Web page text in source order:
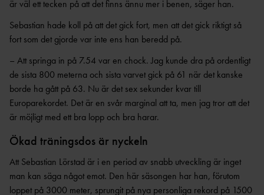
INKLUDERANDE
FRIIDROTT
FRIIDROTT
SÄKER
FRIIDROTT
FRISK
FRIIDROTT
FRIIDROTTENS SPELREGLER -
SÄKERHETSBESIKTNING LÅNGA
KAST
BÄSTA SM-
FÖRENING
LAG-
SM
SVENSKA
FRIIDROTTSCUPEN
LAG-
USM
PRIVATPRENUMERATI
ON
RESULTATRAPPORTERI
NG
AREN
A
LÅNGLOP
är väl ett tecken på att det finns ännu mer i benen, säger han.
Sebastian hade koll på att det gick fort, men att det gick riktigt så
fort som det gjorde var inte ens han beredd på.
– Att springa in på 7.54 var en chock. Jag kunde dra på ordentligt
de sista 800 meterna och sista varvet gick på 61 när det kanske
borde ha gått på 63. Nu är det sex sekunder kvar till
Europarekordet. Det är en svår marginal att ta, men jag tror att det
är möjligt med ett bra lopp och bra harar.
Ökad träningsdos är nyckeln
Att Sebastian Lörstad är i en period av snabb utveckling är inget
man kan säga något emot. Den här säsongen har han, förutom
loppet på 3000 meter, sprungit på nya personliga rekord på 1500